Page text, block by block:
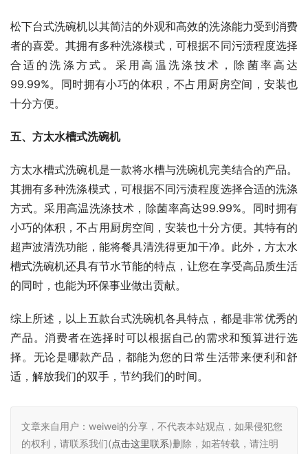
松下台式洗碗机以其简洁的外观和高效的洗涤能力受到消费
者的喜爱。其拥有多种洗涤模式，可根据不同污渍程度选择
合适的洗涤方式。采用高温洗涤技术，除菌率高达
99.99%。同时拥有小巧的体积，不占用厨房空间，安装也
十分方便。
五、方太水槽式洗碗机
方太水槽式洗碗机是一款将水槽与洗碗机完美结合的产品。
其拥有多种洗涤模式，可根据不同污渍程度选择合适的洗涤
方式。采用高温洗涤技术，除菌率高达99.99%。同时拥有
小巧的体积，不占用厨房空间，安装也十分方便。其特有的
超声波清洗功能，能将餐具清洗得更加干净。此外，方太水
槽式洗碗机还具有节水节能的特点，让您在享受高品质生活
的同时，也能为环保事业做出贡献。
综上所述，以上五款台式洗碗机各具特点，都是非常优秀的
产品。消费者在选择时可以根据自己的需求和预算进行选
择。无论是哪款产品，都能为您的日常生活带来便利和舒
适，解放我们的双手，节约我们的时间。
文章来自用户：weiwei的分享，不代表本站观点，如果侵犯您
的权利，请联系我们(点击这里联系)删除，如若转载，请注明